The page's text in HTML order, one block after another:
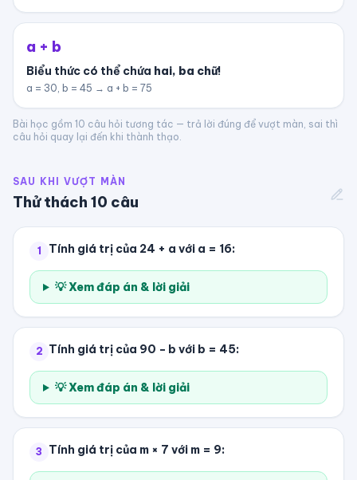
a + b
Biểu thức có thể chứa hai, ba chữ!
a = 30, b = 45 → a + b = 75
Bài học gồm 10 câu hỏi tương tác — trả lời đúng để vượt màn, sai thì
câu hỏi quay lại đến khi thành thạo.
SAU KHI VƯỢT MÀN
Thử thách 10 câu
1 Tính giá trị của 24 + a với a = 16:
💡 Xem đáp án & lời giải
2 Tính giá trị của 90 − b với b = 45:
💡 Xem đáp án & lời giải
3 Tính giá trị của m × 7 với m = 9: